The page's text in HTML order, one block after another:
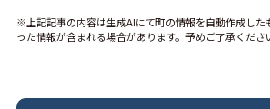
※上記記事の内容は生成AIにて町の情報を自動作成した
った情報が含まれる場合があります。予めご了承くださ